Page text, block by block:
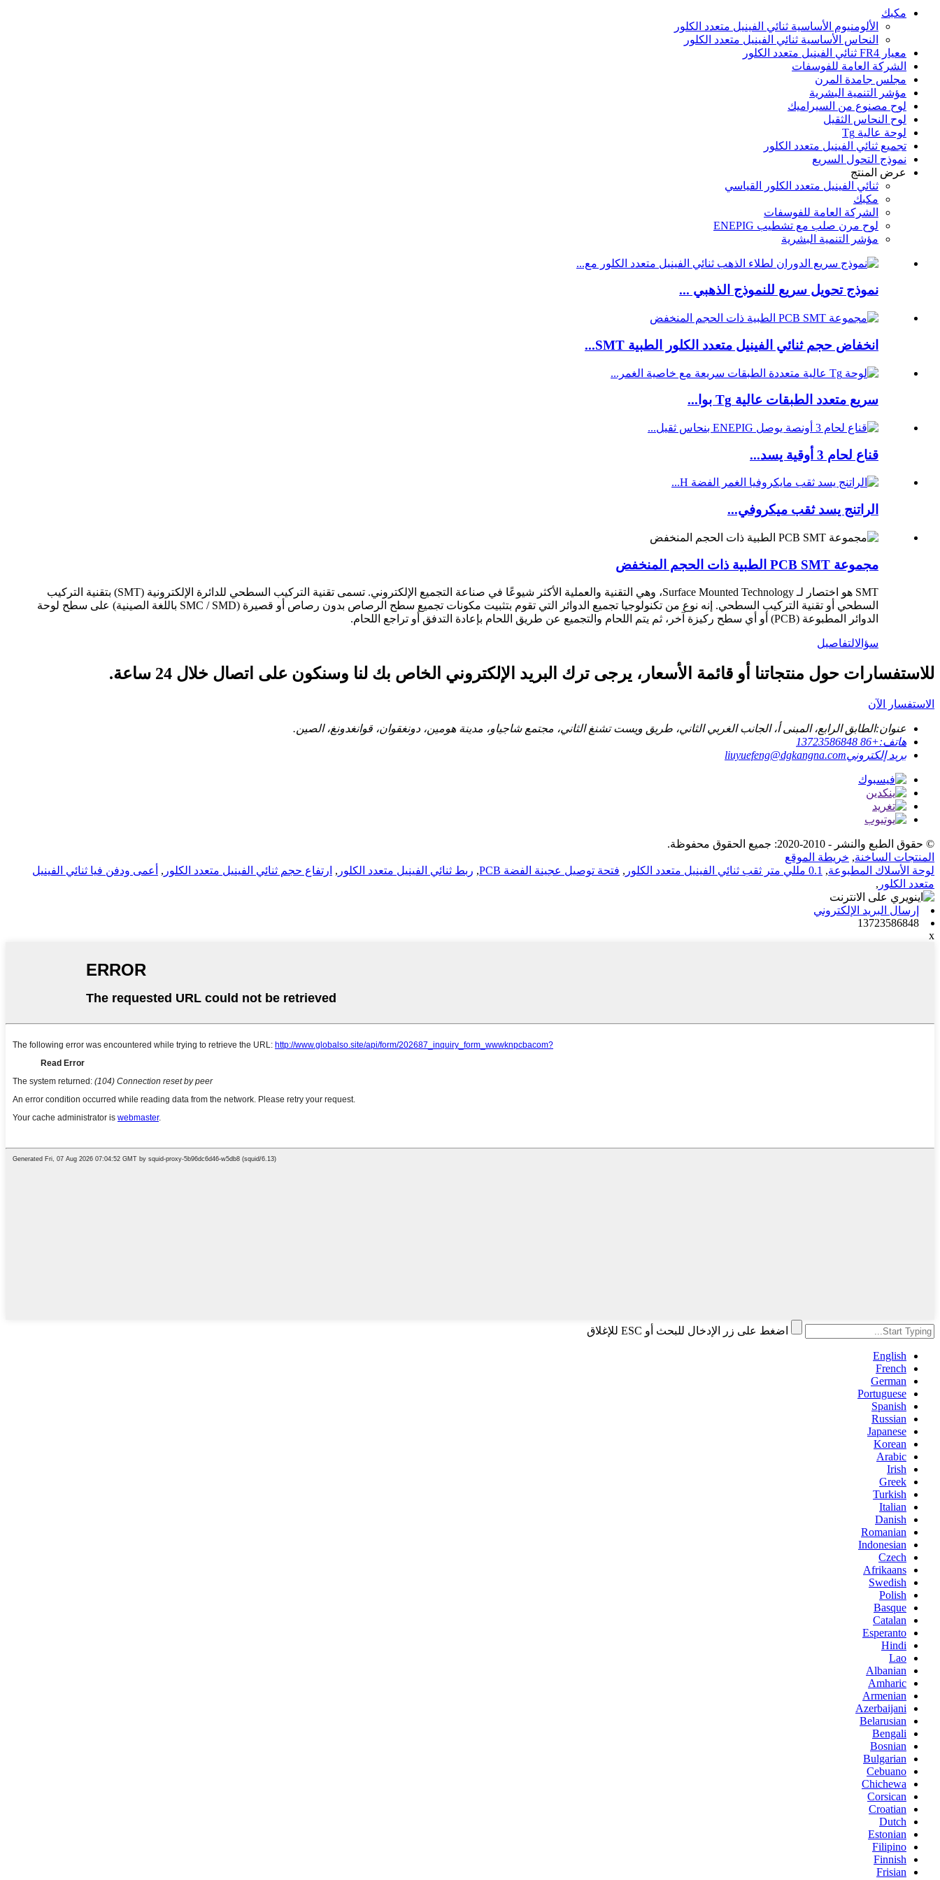
مكبك
الألومنيوم الأساسية ثنائي الفينيل متعدد الكلور
النحاس الأساسية ثنائي الفينيل متعدد الكلور
معيار FR4 ثنائي الفينيل متعدد الكلور
الشركة العامة للفوسفات
مجلس جامدة المرن
مؤشر التنمية البشرية
لوح مصنوع من السيراميك
لوح النحاس الثقيل
لوحة عالية Tg
تجميع ثنائي الفينيل متعدد الكلور
نموذج التحول السريع
عرض المنتج
ثنائي الفينيل متعدد الكلور القياسي
مكبك
الشركة العامة للفوسفات
لوح مرن صلب مع تشطيب ENEPIG
مؤشر التنمية البشرية
نموذج تحويل سريع للنموذج الذهبي ...
انخفاض حجم ثنائي الفينيل متعدد الكلور الطبية SMT...
سريع متعدد الطبقات عالية Tg بوا...
قناع لحام 3 أوقية يسد...
الراتنج يسد ثقب ميكروفي...
مجموعة PCB SMT الطبية ذات الحجم المنخفض
SMT هو اختصار لـ Surface Mounted Technology، وهي التقنية والعملية الأكثر شيوعًا في صناعة التجميع الإلكتروني. تسمى تقنية التركيب السطحي للدائرة الإلكترونية (SMT) بتقنية التركيب
السطحي أو تقنية التركيب السطحي. إنه نوع من تكنولوجيا تجميع الدوائر التي تقوم بتثبيت مكونات تجميع سطح الرصاص بدون رصاص أو قصيرة (SMC / SMD باللغة الصينية) على سطح لوحة
الدوائر المطبوعة (PCB) أو أي سطح ركيزة آخر، ثم يتم اللحام والتجميع عن طريق اللحام بإعادة التدفق أو تراجع اللحام.
سؤالالتفاصيل
للاستفسارات حول منتجاتنا أو قائمة الأسعار، يرجى ترك البريد الإلكتروني الخاص بك لنا وسنكون على اتصال خلال 24 ساعة.
الاستفسار الآن
عنوان:الطابق الرابع، المبنى أ، الجانب الغربي الثاني، طريق ويست تشنغ الثاني، مجتمع شاجياو، مدينة هومين، دونغقوان، قوانغدونغ، الصين.
هاتف:+86 13723586848
بريد إلكترونيliuyuefeng@dgkangna.com
© حقوق الطبع والنشر - 2010-2020: جميع الحقوق محفوظة.
المنتجات الساخنة, خريطة الموقع
لوحة الأسلاك المطبوعة, 0.1 مللي متر ثقب ثنائي الفينيل متعدد الكلور , فتحة توصيل عجينة الفضة PCB , ربط ثنائي الفينيل متعدد الكلور , ارتفاع حجم ثنائي الفينيل متعدد الكلور ,
أعمى ودفن فيا ثنائي الفينيل
متعدد الكلور ,
إرسال البريد الإلكتروني
13723586848
x
اضغط على زر الإدخال للبحث أو ESC للإغلاق
English
French
German
Portuguese
Spanish
Russian
Japanese
Korean
Arabic
Irish
Greek
Turkish
Italian
Danish
Romanian
Indonesian
Czech
Afrikaans
Swedish
Polish
Basque
Catalan
Esperanto
Hindi
Lao
Albanian
Amharic
Armenian
Azerbaijani
Belarusian
Bengali
Bosnian
Bulgarian
Cebuano
Chichewa
Corsican
Croatian
Dutch
Estonian
Filipino
Finnish
Frisian